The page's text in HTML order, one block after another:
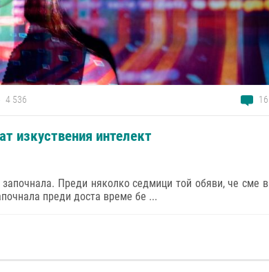
4 536 16
изкуствения интелект
Преди няколко седмици той обяви, че сме в
преди доста време бе ...